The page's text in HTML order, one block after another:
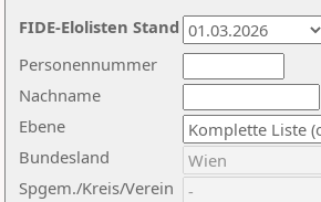
Nachname
Ebene
Personennummer
Bundesland
Spgem./Kreis/Verein
FIDE-Elolisten Stand